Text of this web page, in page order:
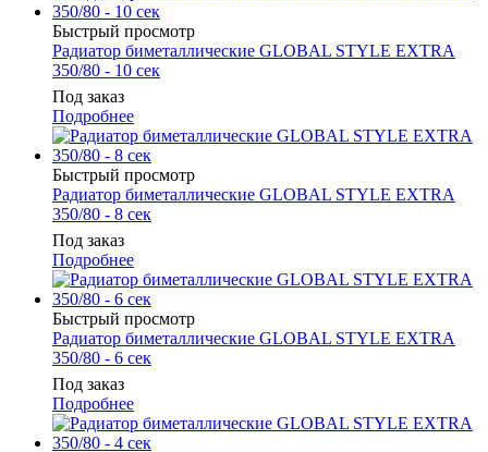
Быстрый просмотр
Радиатор биметаллические GLOBAL STYLE EXTRA
350/80 - 10 сек
Под заказ
Подробнее
Быстрый просмотр
Радиатор биметаллические GLOBAL STYLE EXTRA
350/80 - 8 сек
Под заказ
Подробнее
Быстрый просмотр
Радиатор биметаллические GLOBAL STYLE EXTRA
350/80 - 6 сек
Под заказ
Подробнее